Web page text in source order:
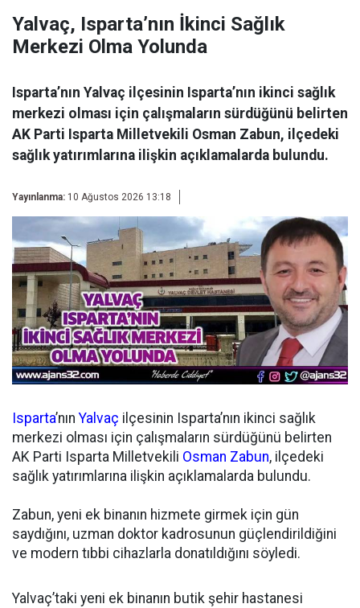
Yalvaç, Isparta’nın İkinci Sağlık
Merkezi Olma Yolunda
Isparta’nın Yalvaç ilçesinin Isparta’nın ikinci sağlık
merkezi olması için çalışmaların sürdüğünü belirten
AK Parti Isparta Milletvekili Osman Zabun, ilçedeki
sağlık yatırımlarına ilişkin açıklamalarda bulundu.
Yayınlanma: 10 Ağustos 2026 13:18
Isparta’nınYalvaç ilçesinin Isparta’nın ikinci sağlık
merkezi olması için çalışmaların sürdüğünü belirten
AK Parti Isparta Milletvekili Osman Zabun, ilçedeki
sağlık yatırımlarına ilişkin açıklamalarda bulundu.
Zabun, yeni ek binanın hizmete girmek için gün
saydığını, uzman doktor kadrosunun güçlendirildiğini
ve modern tıbbi cihazlarla donatıldığını söyledi.
Yalvaç’taki yeni ek binanın butik şehir hastanesi